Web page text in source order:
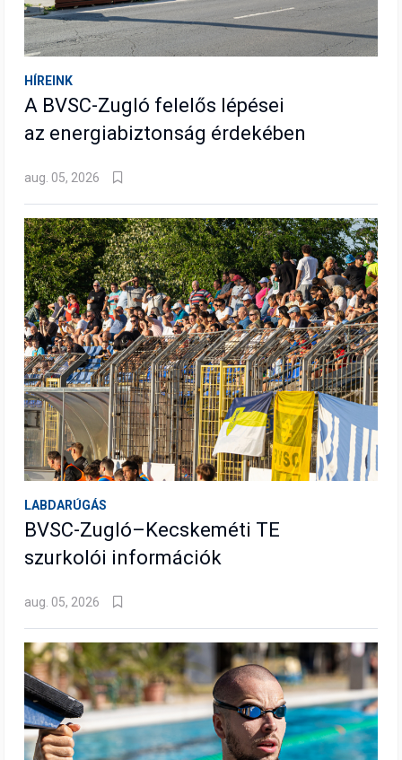
HÍREINK
A BVSC-Zugló felelős lépései
az energiabiztonság érdekében
aug. 05, 2026
LABDARÚGÁS
BVSC-Zugló–Kecskeméti TE
szurkolói információk
aug. 05, 2026